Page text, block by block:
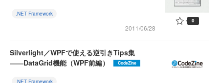
.NET Framework
2011/06/28
0
Silverlight／WPFで使える逆引きTips集
――DataGrid機能（WPF前編）
CodeZine
.NET Framework